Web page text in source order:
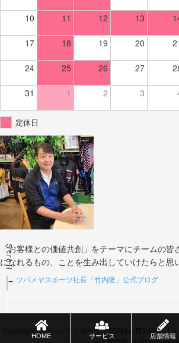
Scroll
HOME サービス 店舗情報
10 11 12 13
17 18 19 20
24 25 26 27
31 1 2 3
定休日
「お客様との価値共創」をテーマにチームの
になれるもの、ことを生み出していけたらと思
→ ツバメヤスポーツ社長「竹内隆」公式ブログ
Copyright © ツバメヤスポーツ（TEAM＆TEAMS） |